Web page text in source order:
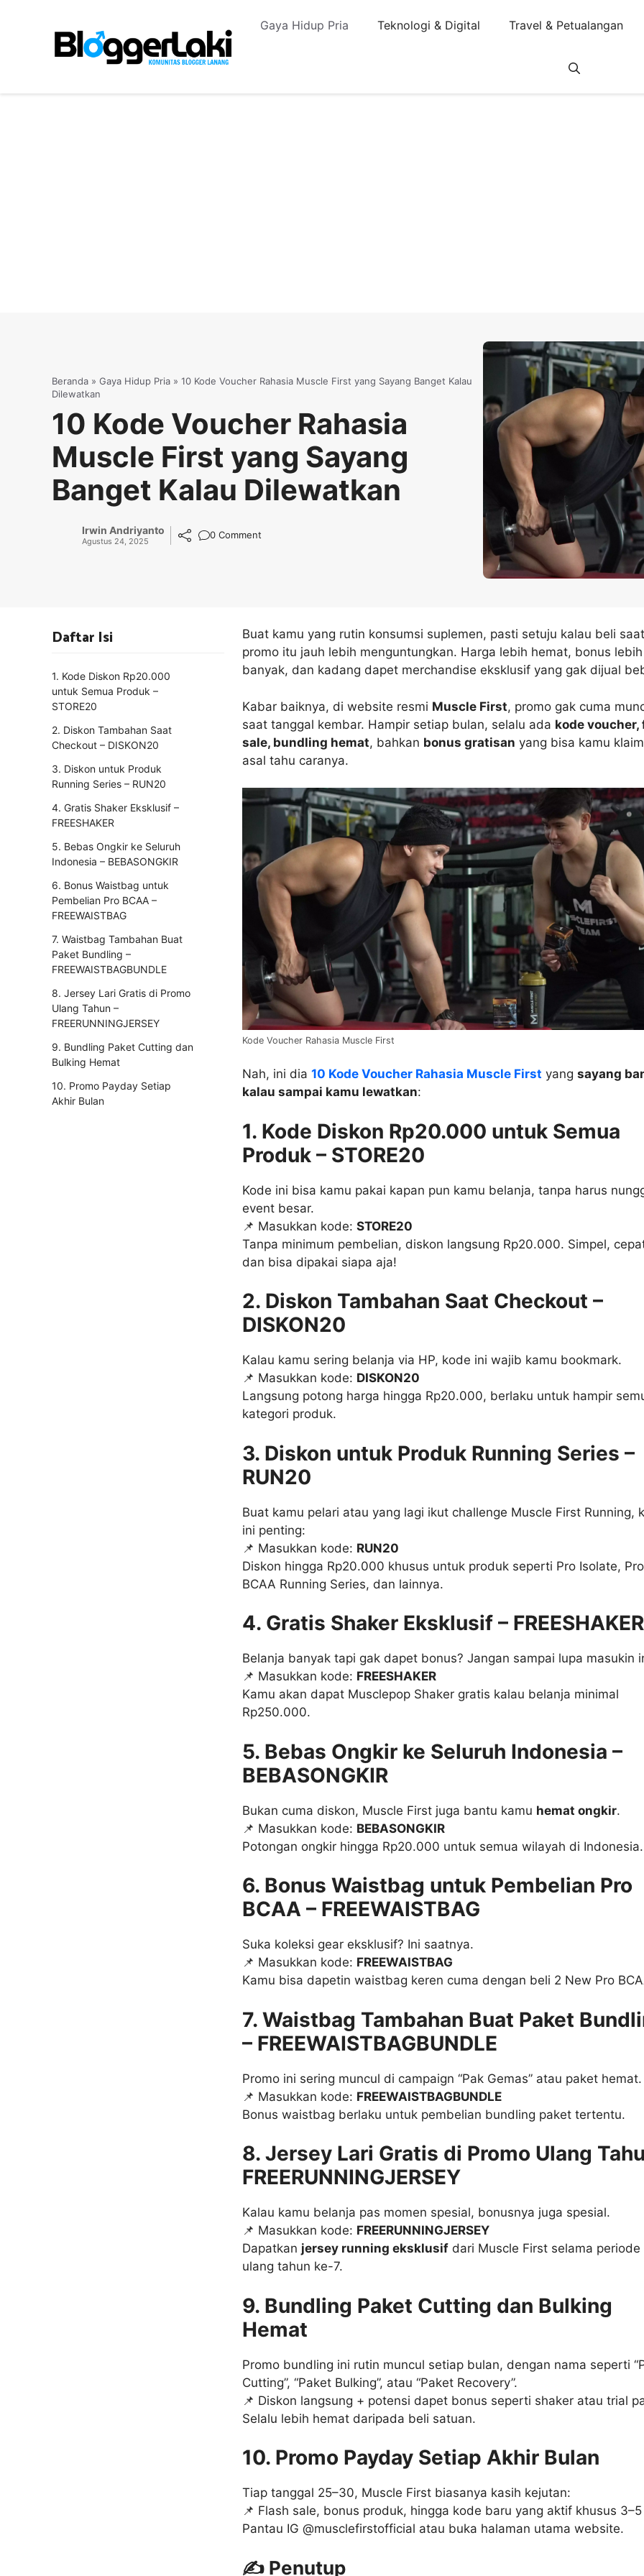
Gaya Hidup Pria Teknologi & Digital Travel & Petualangan
Beranda » Gaya Hidup Pria » 10 Kode Voucher Rahasia Muscle First yang Sayang Banget Kalau
Dilewatkan
10 Kode Voucher Rahasia
Muscle First yang Sayang
Banget Kalau Dilewatkan
Irwin Andriyanto
Agustus 24, 2025
0 Comment
Buat kamu yang rutin konsumsi suplemen, pasti setuju kalau beli saat
promo itu jauh lebih menguntungkan. Harga lebih hemat, bonus lebih
banyak, dan kadang dapet merchandise eksklusif yang gak dijual
Kabar baiknya, di website resmi Muscle First, promo gak cuma
saat tanggal kembar. Hampir setiap bulan, selalu ada kode voucher,
sale, bundling hemat, bahkan bonus gratisan yang bisa kamu
asal tahu caranya.
Kode Voucher Rahasia Muscle First
Nah, ini dia 10 Kode Voucher Rahasia Muscle First yang sayang
kalau sampai kamu lewatkan:
1. Kode Diskon Rp20.000 untuk Semua
Produk – STORE20
Kode ini bisa kamu pakai kapan pun kamu belanja, tanpa harus
event besar.
📌 Masukkan kode: STORE20
Tanpa minimum pembelian, diskon langsung Rp20.000. Simpel,
dan bisa dipakai siapa aja!
2. Diskon Tambahan Saat Checkout –
DISKON20
Kalau kamu sering belanja via HP, kode ini wajib kamu bookmark.
📌 Masukkan kode: DISKON20
Langsung potong harga hingga Rp20.000, berlaku untuk hampir
kategori produk.
3. Diskon untuk Produk Running Series –
RUN20
Buat kamu pelari atau yang lagi ikut challenge Muscle First Running,
ini penting:
📌 Masukkan kode: RUN20
Diskon hingga Rp20.000 khusus untuk produk seperti Pro Isolate, Pro
BCAA Running Series, dan lainnya.
4. Gratis Shaker Eksklusif – FREESHAKER
Belanja banyak tapi gak dapet bonus? Jangan sampai lupa masukin
📌 Masukkan kode: FREESHAKER
Kamu akan dapat Musclepop Shaker gratis kalau belanja minimal
Rp250.000.
5. Bebas Ongkir ke Seluruh Indonesia –
BEBASONGKIR
Bukan cuma diskon, Muscle First juga bantu kamu hemat ongkir.
📌 Masukkan kode: BEBASONGKIR
Potongan ongkir hingga Rp20.000 untuk semua wilayah di Indonesia.
6. Bonus Waistbag untuk Pembelian Pro
BCAA – FREEWAISTBAG
Suka koleksi gear eksklusif? Ini saatnya.
📌 Masukkan kode: FREEWAISTBAG
Kamu bisa dapetin waistbag keren cuma dengan beli 2 New Pro
7. Waistbag Tambahan Buat Paket
– FREEWAISTBAGBUNDLE
Promo ini sering muncul di campaign “Pak Gemas” atau paket hemat.
📌 Masukkan kode: FREEWAISTBAGBUNDLE
Bonus waistbag berlaku untuk pembelian bundling paket tertentu.
8. Jersey Lari Gratis di Promo Ulang
FREERUNNINGJERSEY
Kalau kamu belanja pas momen spesial, bonusnya juga spesial.
📌 Masukkan kode: FREERUNNINGJERSEY
Dapatkan jersey running eksklusif dari Muscle First selama periode
ulang tahun ke-7.
9. Bundling Paket Cutting dan Bulking
Hemat
Promo bundling ini rutin muncul setiap bulan, dengan nama seperti
Cutting”, “Paket Bulking”, atau “Paket Recovery”.
📌 Diskon langsung + potensi dapet bonus seperti shaker atau trial
Selalu lebih hemat daripada beli satuan.
10. Promo Payday Setiap Akhir Bulan
Tiap tanggal 25–30, Muscle First biasanya kasih kejutan:
📌 Flash sale, bonus produk, hingga kode baru yang aktif khusus
Pantau IG @musclefirstofficial atau buka halaman utama website.
✍️ Penutup
Daftar Isi
1. Kode Diskon Rp20.000
untuk Semua Produk –
STORE20
2. Diskon Tambahan Saat
Checkout – DISKON20
3. Diskon untuk Produk
Running Series – RUN20
4. Gratis Shaker Eksklusif –
FREESHAKER
5. Bebas Ongkir ke Seluruh
Indonesia – BEBASONGKIR
6. Bonus Waistbag untuk
Pembelian Pro BCAA –
FREEWAISTBAG
7. Waistbag Tambahan Buat
Paket Bundling –
FREEWAISTBAGBUNDLE
8. Jersey Lari Gratis di Promo
Ulang Tahun –
FREERUNNINGJERSEY
9. Bundling Paket Cutting dan
Bulking Hemat
10. Promo Payday Setiap
Akhir Bulan